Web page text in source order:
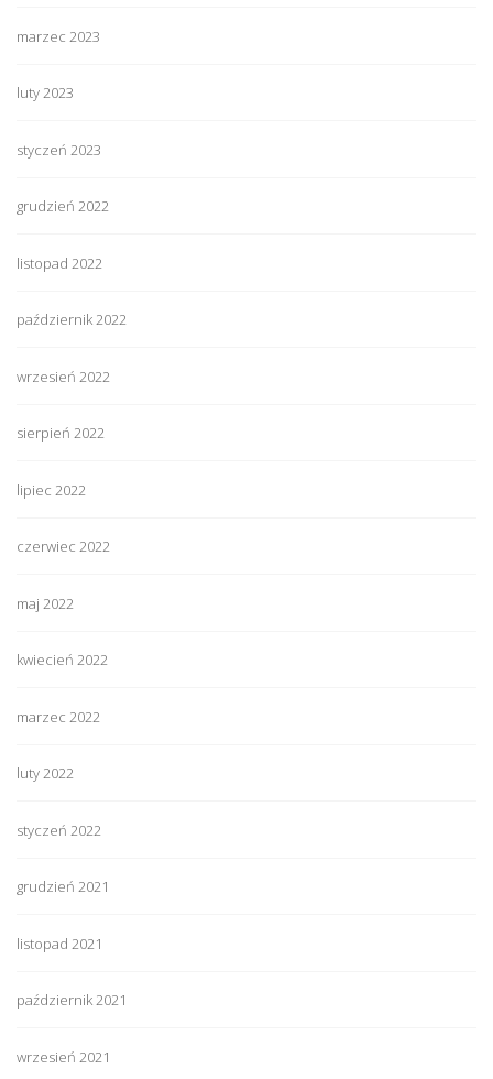
marzec 2023
luty 2023
styczeń 2023
grudzień 2022
listopad 2022
październik 2022
wrzesień 2022
sierpień 2022
lipiec 2022
czerwiec 2022
maj 2022
kwiecień 2022
marzec 2022
luty 2022
styczeń 2022
grudzień 2021
listopad 2021
październik 2021
wrzesień 2021